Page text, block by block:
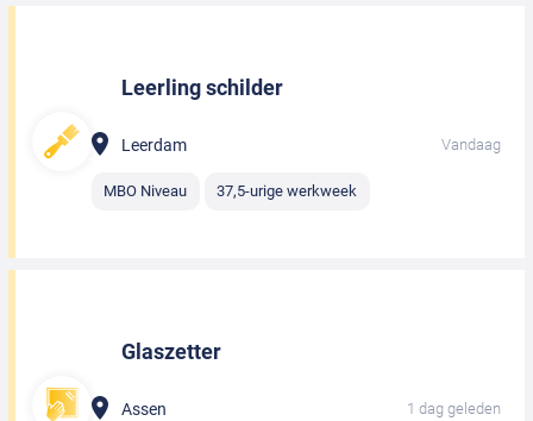
Leerling schilder
Leerdam Vandaag
MBO Niveau 37,5-urige werkweek
Glaszetter
Assen 1 dag geleden